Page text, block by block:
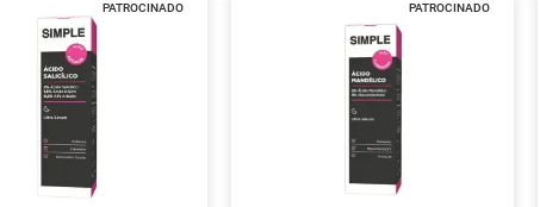
PATROCINADO PATROCINADO